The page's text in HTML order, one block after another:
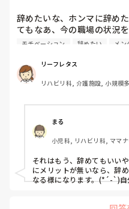
辞めたいな、ホンマに辞めた
てもなあ、今の職場の状況
だからと言って、なんで私
😭😭😭
モチベーション 辞めたい メン
リーフレタス
リハビリ科, 介護施設, 小規模
まる
小児科, リハビリ科, ママ
それはもう、辞めてもいい
にメリットが無いなら、辞
なる様になります。(*´-`)